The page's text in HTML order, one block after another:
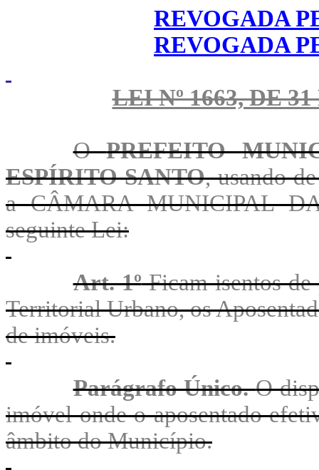
REVOGADA
REVOGADA
LEI Nº 1663, DE
OPREFEITO
ESPÍRITO SANTO, usando
a CÂMARA MUNICIPAL
seguinte Lei:
Art. 1ºFicam isentos de
Territorial Urbano, os
de imóveis.
Parágrafo Único.O
imóvel onde o aposentado
âmbito do Município.